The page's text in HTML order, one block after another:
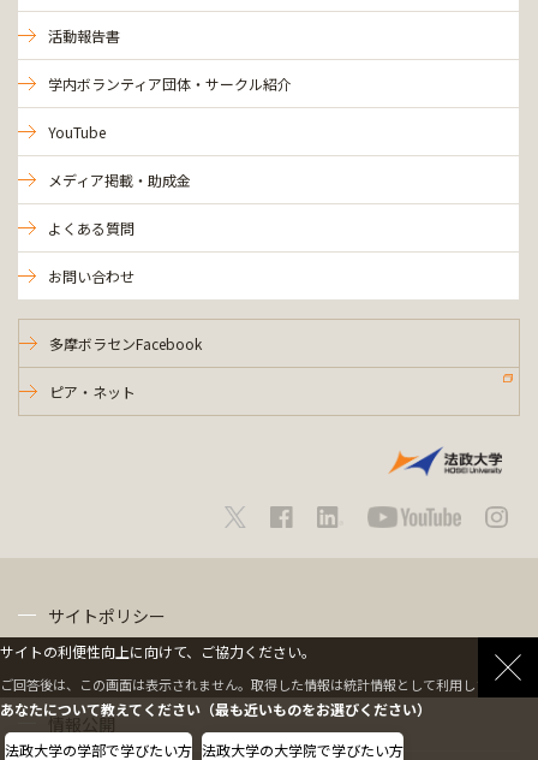
活動報告書
学内ボランティア団体・サークル紹介
YouTube
メディア掲載・助成金
よくある質問
お問い合わせ
多摩ボラセンFacebook
ピア・ネット
サイトポリシー
情報公開
サイトの利便性向上に向けて、ご協力ください。
ご回答後は、この画面は表示されません。取得した情報は統計情報として利用します。
あなたについて教えてください（最も近いものをお選びください）
法政大学の学部で学びたい方 法政大学の大学院で学びたい方